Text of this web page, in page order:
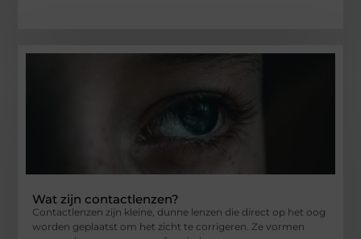
Wat zijn contactlenzen?
Contactlenzen zijn kleine, dunne lenzen die direct op het oog
worden geplaatst om het zicht te corrigeren. Ze vormen